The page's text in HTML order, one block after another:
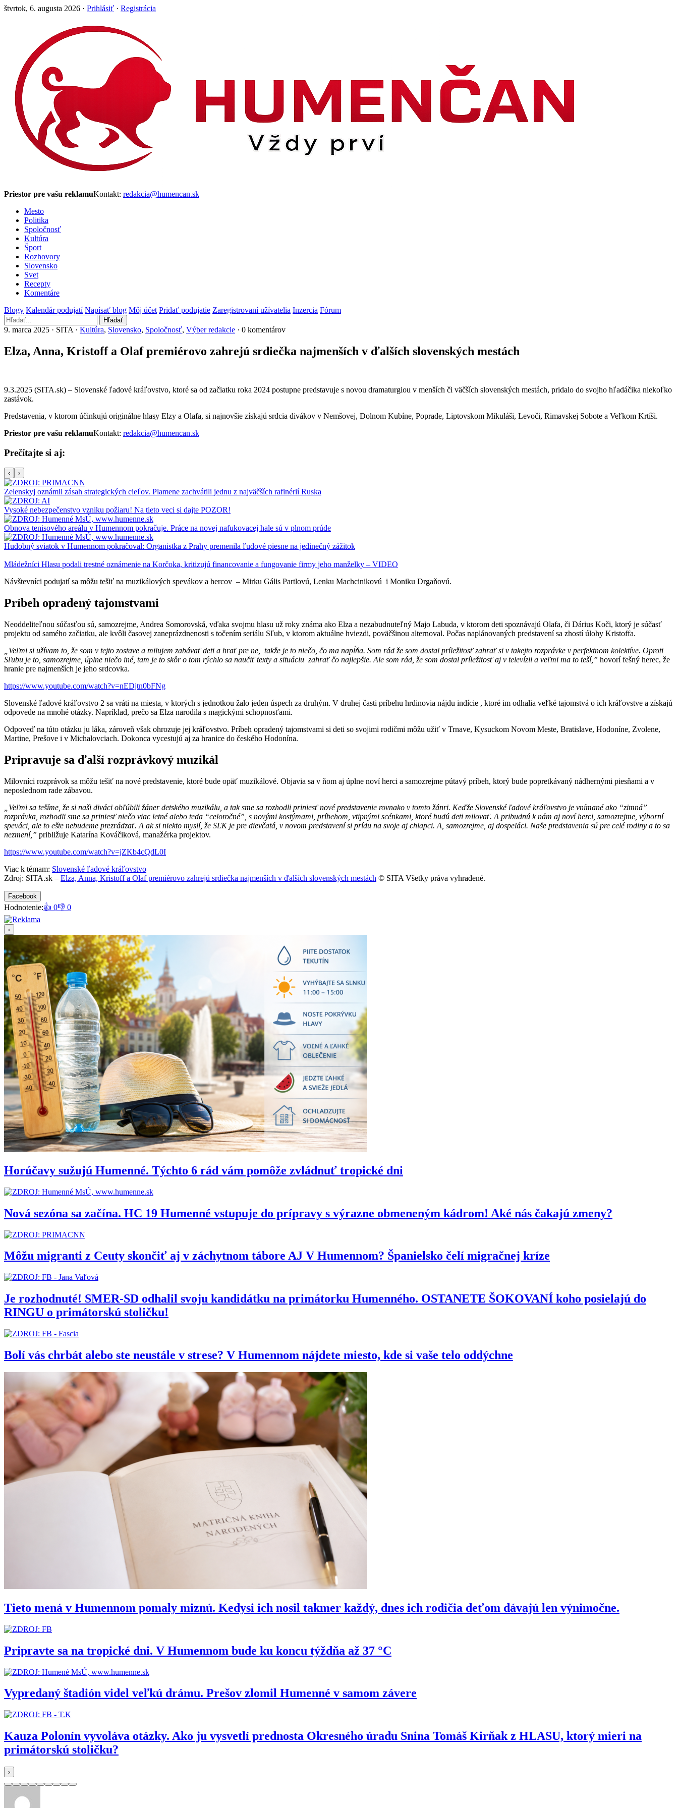
štvrtok, 6. augusta 2026 · Prihlásiť · Registrácia
Priestor pre vašu reklamuKontakt: redakcia@humencan.sk
Mesto
Politika
Spoločnosť
Kultúra
Šport
Rozhovory
Slovensko
Svet
Recepty
Komentáre
Blogy Kalendár podujatí Napísať blog Môj účet Pridať podujatie Zaregistrovaní užívatelia Inzercia Fórum
Hľadať
9. marca 2025 · SITA · Kultúra, Slovensko, Spoločnosť, Výber redakcie · 0 komentárov
Elza, Anna, Kristoff a Olaf premiérovo zahrejú srdiečka najmenších v ďalších slovenských mestách
9.3.2025 (SITA.sk) – Slovenské ľadové kráľovstvo, ktoré sa od začiatku roka 2024 postupne predstavuje s novou dramaturgiou v menších či väčších slovenských mestách, pridalo do svojho hľadáčika niekoľko
zastávok.
Predstavenia, v ktorom účinkujú originálne hlasy Elzy a Olafa, si najnovšie získajú srdcia divákov v Nemšovej, Dolnom Kubíne, Poprade, Liptovskom Mikuláši, Levoči, Rimavskej Sobote a Veľkom Krtíši.
Priestor pre vašu reklamuKontakt: redakcia@humencan.sk
Prečítajte si aj:
‹ ›
Zelenskyj oznámil zásah strategických cieľov. Plamene zachvátili jednu z najväčších rafinérií Ruska
Vysoké nebezpečenstvo vzniku požiaru! Na tieto veci si dajte POZOR!
Obnova tenisového areálu v Humennom pokračuje. Práce na novej nafukovacej hale sú v plnom prúde
Hudobný sviatok v Humennom pokračoval: Organistka z Prahy premenila ľudové piesne na jedinečný zážitok
Mládežníci Hlasu podali trestné oznámenie na Korčoka, kritizujú financovanie a fungovanie firmy jeho manželky – VIDEO
Návštevníci podujatí sa môžu tešiť na muzikálových spevákov a hercov – Mirku Gális Partlovú, Lenku Machcinikovú i Moniku Drgaňovú.
Príbeh opradený tajomstvami
Neoddeliteľnou súčasťou sú, samozrejme, Andrea Somorovská, vďaka svojmu hlasu už roky známa ako Elza a nezabudnuteľný Majo Labuda, v ktorom deti spoznávajú Olafa, či Dárius Koči, ktorý je súčasť
projektu od samého začiatku, ale kvôli časovej zaneprázdnenosti s točením seriálu Sľub, v ktorom aktuálne hviezdi, poväčšinou alternoval. Počas naplánovaných predstavení sa zhostí úlohy Kristoffa.
„Veľmi si užívam to, že som v tejto zostave a milujem zabávať deti a hrať pre ne, takže je to niečo, čo ma napĺňa. Som rád že som dostal príležitosť zahrať si v takejto rozprávke v perfektnom kolektíve. Oproti
Sľubu je to, samozrejme, úplne niečo iné, tam je to skôr o tom rýchlo sa naučiť texty a situáciu zahrať čo najlepšie. Ale som rád, že som dostal príležitosť aj v televízii a veľmi ma to teší,” hovorí fešný herec, že
hranie pre najmenších je jeho srdcovka.
https://www.youtube.com/watch?v=nEDjtn0bFNg
Slovenské ľadové kráľovstvo 2 sa vráti na miesta, v ktorých s jednotkou žalo jeden úspech za druhým. V druhej časti príbehu hrdinovia nájdu indície , ktoré im odhalia veľké tajomstvá o ich kráľovstve a získajú
odpovede na mnohé otázky. Napríklad, prečo sa Elza narodila s magickými schopnosťami.
Odpoveď na túto otázku ju láka, zároveň však ohrozuje jej kráľovstvo. Príbeh opradený tajomstvami si deti so svojimi rodičmi môžu užiť v Trnave, Kysuckom Novom Meste, Bratislave, Hodoníne, Zvolene,
Martine, Prešove i v Michalovciach. Dokonca vycestujú aj za hranice do českého Hodonína.
Pripravuje sa ďalší rozprávkový muzikál
Milovníci rozprávok sa môžu tešiť na nové predstavenie, ktoré bude opäť muzikálové. Objavia sa v ňom aj úplne noví herci a samozrejme pútavý príbeh, ktorý bude popretkávaný nádhernými piesňami a v
neposlednom rade zábavou.
Veľmi sa tešíme, že si naši diváci obľúbili žáner detského muzikálu, a tak sme sa rozhodli priniesť nové predstavenie rovnako v tomto žánri. Keďže Slovenské ľadové kráľovstvo je vnímané ako “zimná”
rozprávka, rozhodli sme sa priniesť niečo viac letné alebo teda “celoročné”, s novými kostýmami, príbehom, vtipnými scénkami, ktoré budú deti milovať. A pribudnú k nám aj noví herci, samozrejme, výborní
speváci, ale to ešte nebudeme prezrádzať. A ak si niekto myslí, že SĽK je pre dievčatá, v novom predstavení si prídu na svoje aj chlapci. A, samozrejme, aj dospeláci. Naše predstavenia sú pre celé rodiny a to sa
nezmení,” približuje Katarína Kováčiková, manažérka projektov.
https://www.youtube.com/watch?v=jZKb4cQdL0I
Viac k témam: Slovenské ľadové kráľovstvo
Zdroj: SITA.sk – Elza, Anna, Kristoff a Olaf premiérovo zahrejú srdiečka najmenších v ďalších slovenských mestách © SITA Všetky práva vyhradené.
Facebook
Hodnotenie:👍 0👎 0
‹
Horúčavy sužujú Humenné. Týchto 6 rád vám pomôže zvládnuť tropické dni
Nová sezóna sa začína. HC 19 Humenné vstupuje do prípravy s výrazne obmeneným kádrom! Aké nás čakajú zmeny?
Môžu migranti z Ceuty skončiť aj v záchytnom tábore AJ V Humennom? Španielsko čelí migračnej kríze
Je rozhodnuté! SMER-SD odhalil svoju kandidátku na primátorku Humenného. OSTANETE ŠOKOVANÍ koho posielajú do
RINGU o primátorskú stoličku!
Bolí vás chrbát alebo ste neustále v strese? V Humennom nájdete miesto, kde si vaše telo oddýchne
Tieto mená v Humennom pomaly miznú. Kedysi ich nosil takmer každý, dnes ich rodičia deťom dávajú len výnimočne.
Pripravte sa na tropické dni. V Humennom bude ku koncu týždňa až 37 °C
Vypredaný štadión videl veľkú drámu. Prešov zlomil Humenné v samom závere
Kauza Polonín vyvoláva otázky. Ako ju vysvetlí prednosta Okresného úradu Snina Tomáš Kirňak z HLASU, ktorý mieri na
primátorskú stoličku?
›